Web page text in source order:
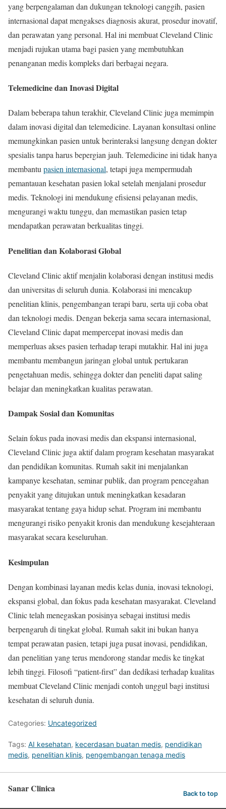
yang berpengalaman dan dukungan teknologi canggih, pasien
internasional dapat mengakses diagnosis akurat, prosedur inovatif,
dan perawatan yang personal. Hal ini membuat Cleveland Clinic
menjadi rujukan utama bagi pasien yang membutuhkan
penanganan medis kompleks dari berbagai negara.
Telemedicine dan Inovasi Digital
Dalam beberapa tahun terakhir, Cleveland Clinic juga memimpin
dalam inovasi digital dan telemedicine. Layanan konsultasi online
memungkinkan pasien untuk berinteraksi langsung dengan dokter
spesialis tanpa harus bepergian jauh. Telemedicine ini tidak hanya
membantupasien internasional, tetapi juga mempermudah
pemantauan kesehatan pasien lokal setelah menjalani prosedur
medis. Teknologi ini mendukung efisiensi pelayanan medis,
mengurangi waktu tunggu, dan memastikan pasien tetap
mendapatkan perawatan berkualitas tinggi.
Penelitian dan Kolaborasi Global
Cleveland Clinic aktif menjalin kolaborasi dengan institusi medis
dan universitas di seluruh dunia. Kolaborasi ini mencakup
penelitian klinis, pengembangan terapi baru, serta uji coba obat
dan teknologi medis. Dengan bekerja sama secara internasional,
Cleveland Clinic dapat mempercepat inovasi medis dan
memperluas akses pasien terhadap terapi mutakhir. Hal ini juga
membantu membangun jaringan global untuk pertukaran
pengetahuan medis, sehingga dokter dan peneliti dapat saling
belajar dan meningkatkan kualitas perawatan.
Dampak Sosial dan Komunitas
Selain fokus pada inovasi medis dan ekspansi internasional,
Cleveland Clinic juga aktif dalam program kesehatan masyarakat
dan pendidikan komunitas. Rumah sakit ini menjalankan
kampanye kesehatan, seminar publik, dan program pencegahan
penyakit yang ditujukan untuk meningkatkan kesadaran
masyarakat tentang gaya hidup sehat. Program ini membantu
mengurangi risiko penyakit kronis dan mendukung kesejahteraan
masyarakat secara keseluruhan.
Kesimpulan
Dengan kombinasi layanan medis kelas dunia, inovasi teknologi,
ekspansi global, dan fokus pada kesehatan masyarakat. Cleveland
Clinic telah menegaskan posisinya sebagai institusi medis
berpengaruh di tingkat global. Rumah sakit ini bukan hanya
tempat perawatan pasien, tetapi juga pusat inovasi, pendidikan,
dan penelitian yang terus mendorong standar medis ke tingkat
lebih tinggi. Filosofi “patient-first” dan dedikasi terhadap kualitas
membuat Cleveland Clinic menjadi contoh unggul bagi institusi
kesehatan di seluruh dunia.
Categories: Uncategorized
Tags: AI kesehatan, kecerdasan buatan medis, pendidikan
medis, penelitian klinis, pengembangan tenaga medis
Sanar Clinica Back to top